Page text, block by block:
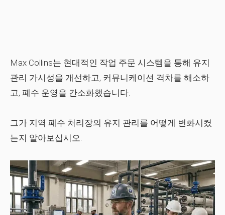
Max Collins는 현대적인 작업 주문 시스템을 통해 유지
관리 가시성을 개선하고, 커뮤니케이션 격차를 해소하
고, 폐수 운영을 간소화했습니다.
그가 지역 폐수 처리장의 유지 관리를 어떻게 변화시켰
는지 알아보십시오.